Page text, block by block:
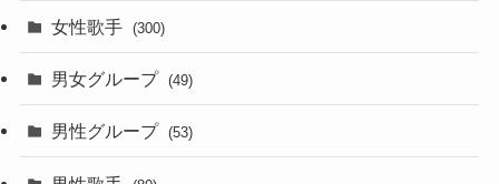
女性歌手 (300)
男女グループ (49)
男性グループ (53)